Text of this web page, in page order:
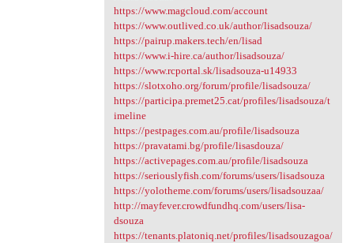
https://www.magcloud.com/account
https://www.outlived.co.uk/author/lisadsouza/
https://pairup.makers.tech/en/lisad
https://www.i-hire.ca/author/lisadsouza/
https://www.rcportal.sk/lisadsouza-u14933
https://slotxoho.org/forum/profile/lisadsouza/
https://participa.premet25.cat/profiles/lisadsouza/t
imeline
https://pestpages.com.au/profile/lisadsouza
https://pravatami.bg/profile/lisasdouza/
https://activepages.com.au/profile/lisadsouza
https://seriouslyfish.com/forums/users/lisadsouza
https://yolotheme.com/forums/users/lisadsouzaa/
http://mayfever.crowdfundhq.com/users/lisa-
dsouza
https://tenants.platoniq.net/profiles/lisadsouzagoa/